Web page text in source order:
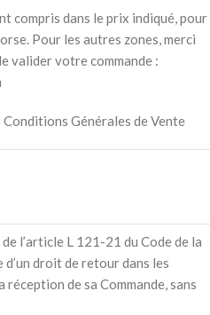
compris dans le prix indiqué, pour
Pour les autres zones, merci
valider votre commande :
Générales de Vente
l’article L 121-21 du Code de la
droit de retour dans les
de sa Commande, sans